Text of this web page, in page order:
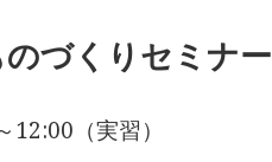
づくりセミナー
（実習）